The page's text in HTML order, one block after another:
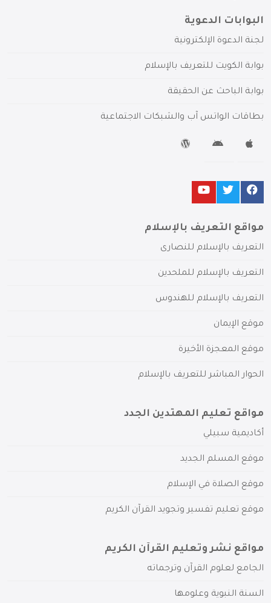
البوابات الدعوية
لجنة الدعوة الإلكترونية
بوابة الكويت للتعريف بالإسلام
بوابة الباحث عن الحقيقة
بطاقات الواتس آب والشبكات الاجتماعية
مواقع التعريف بالإسلام
التعريف بالإسلام للنصارى
التعريف بالإسلام للملحدين
التعريف بالإسلام للهندوس
موقع الإيمان
موقع المعجزة الأخيرة
الحوار المباشر للتعريف بالإسلام
مواقع تعليم المهتدين الجدد
أكاديمية سبيلي
موقع المسلم الجديد
موقع الصلاة في الإسلام
موقع تعليم تفسير وتجويد القرآن الكريم
مواقع نشر وتعليم القرآن الكريم
الجامع لعلوم القرآن وترجماته
السنة النبوية وعلومها